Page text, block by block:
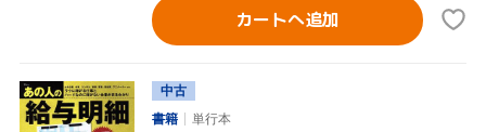
カートへ追加
中古
書籍
単行本